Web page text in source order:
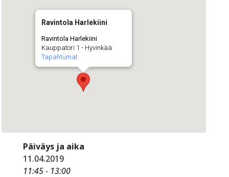
Ravintola Harlekiini
Ravintola Harlekiini
Kauppatori 1 - Hyvinkää
Tapahtumat
Päiväys ja aika
11.04.2019
11:45 - 13:00